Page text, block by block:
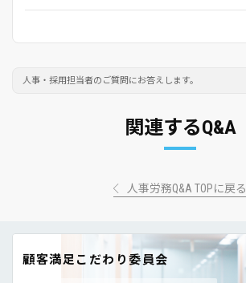
人事・採用担当者のご質問にお答えします。
関連するQ&A
人事労務Q&A TOPに戻る
顧客満足こだわり委員会